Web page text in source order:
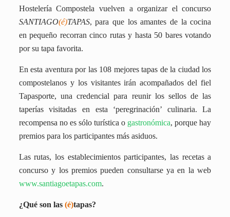
Hostelería Compostela vuelven a organizar el concurso
SANTIAGO(é)TAPAS, para que los amantes de la cocina
en pequeño recorran cinco rutas y hasta 50 bares votando
por su tapa favorita.
En esta aventura por las 108 mejores tapas de la ciudad los
compostelanos y los visitantes irán acompañados del fiel
Tapasporte, una credencial para reunir los sellos de las
taperías visitadas en esta ‘peregrinación’ culinaria. La
recompensa no es sólo turística o gastronómica, porque hay
premios para los participantes más asiduos.
Las rutas, los establecimientos participantes, las recetas a
concurso y los premios pueden consultarse ya en la web
www.santiagoetapas.com.
¿Qué son las (é)tapas?